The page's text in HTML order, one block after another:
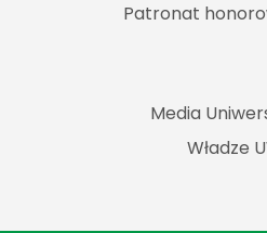
Patronat
Media
Władze